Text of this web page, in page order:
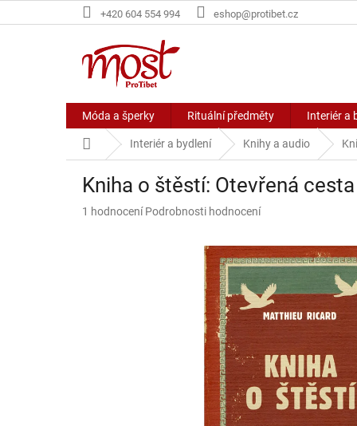
na
+420 604 554 994 eshop@protibet.cz
Móda a šperky Rituální předměty Interiér a
Domů Interiér a bydlení Knihy a audio
Kniha o štěstí: Otevřená
Průměrné
1 hodnocení Podrobnosti hodnocení